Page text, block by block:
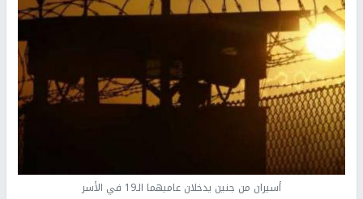
أسيران من جنين يدخلان عاميهما الـ19 في الأسر